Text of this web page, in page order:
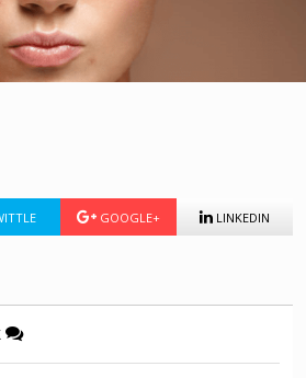
GOOGLE+ LINKEDIN